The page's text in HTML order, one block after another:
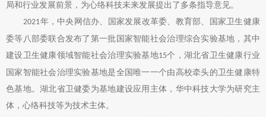
联系我们
关于我们
局和行业发展前景，为心络科技未来发展提出了多条指导意见。
2021年，中央网信办、国家发展改革委、教育部、国家卫生健康
委等八部委联合发布了第一批国家智能社会治理综合实验基地，其中
建设卫生健康领域智能社会治理实验基地15个，湖北省卫生健康行业
国家智能社会治理实验基地是全国唯一一个由高校牵头的卫生健康特
色基地。湖北省卫健委为基地建设应用主体，华中科技大学为研究主
体，心络科技等为技术主体。